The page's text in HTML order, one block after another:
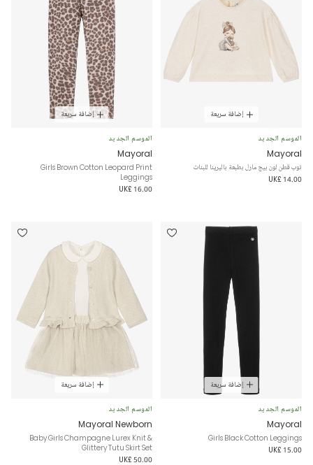
إضافة سريعة
الموسم الجديد
Mayoral
توب قطن لون بيج مارل بطبعة باليرينا للبنات
UK£ 14.00
إضافة سريعة
الموسم الجديد
Mayoral
Girls Brown Cotton Leopard Print
Leggings
UK£ 16.00
إضافة سريعة
الموسم الجديد
Mayoral
Girls Black Cotton Leggings
UK£ 15.00
إضافة سريعة
الموسم الجديد
Mayoral Newborn
Baby Girls Champagne Lurex Knit &
Glittery Tutu Skirt Set
UK£ 50.00